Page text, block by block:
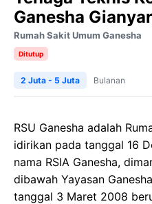
Ganesha Gianyar
Rumah Sakit Umum Ganesha
Ditutup
2 Juta - 5 Juta Bulanan
RSU Ganesha adalah
idirikan pada tanggal 16
nama RSIA Ganesha,
dibawah Yayasan
tanggal 3 Maret 2008